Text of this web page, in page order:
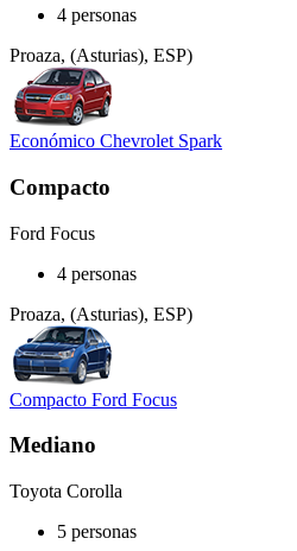
4 personas
Proaza, (Asturias), ESP)
Económico Chevrolet Spark
Compacto
Ford Focus
4 personas
Proaza, (Asturias), ESP)
Compacto Ford Focus
Mediano
Toyota Corolla
5 personas